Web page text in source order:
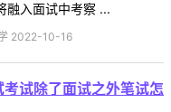
融入面试中考察 ...
2022-10-16
试除了面试之外笔试怎